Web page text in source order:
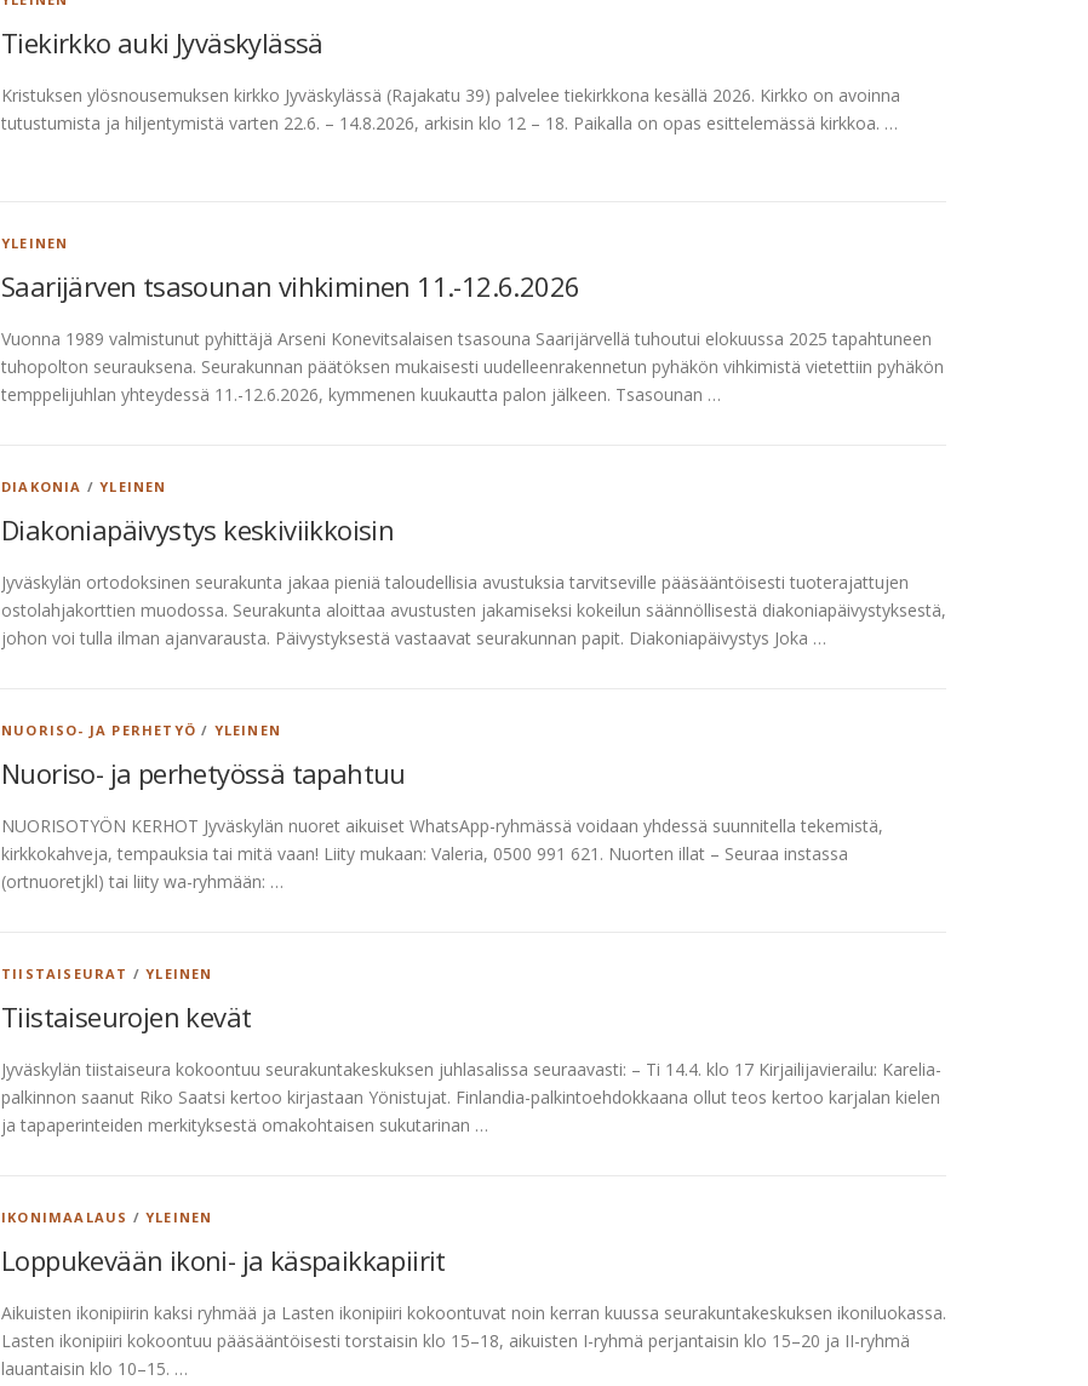
Tiekirkko auki Jyväskylässä
Kristuksen ylösnousemuksen kirkko Jyväskylässä (Rajakatu 39) palvelee tiekirkkona kesällä 2026. Kirkko on avoinna
tutustumista ja hiljentymistä varten 22.6. – 14.8.2026, arkisin klo 12 – 18. Paikalla on opas esittelemässä kirkkoa. …
YLEINEN
Saarijärven tsasounan vihkiminen 11.-12.6.2026
Vuonna 1989 valmistunut pyhittäjä Arseni Konevitsalaisen tsasouna Saarijärvellä tuhoutui elokuussa 2025 tapahtuneen
tuhopolton seurauksena. Seurakunnan päätöksen mukaisesti uudelleenrakennetun pyhäkön vihkimistä vietettiin pyhäkön
temppelijuhlan yhteydessä 11.-12.6.2026, kymmenen kuukautta palon jälkeen. Tsasounan …
DIAKONIA /YLEINEN
Diakoniapäivystys keskiviikkoisin
Jyväskylän ortodoksinen seurakunta jakaa pieniä taloudellisia avustuksia tarvitseville pääsääntöisesti tuoterajattujen
ostolahjakorttien muodossa. Seurakunta aloittaa avustusten jakamiseksi kokeilun säännöllisestä diakoniapäivystyksestä,
johon voi tulla ilman ajanvarausta. Päivystyksestä vastaavat seurakunnan papit. Diakoniapäivystys Joka …
NUORISO- JA PERHETYÖ / YLEINEN
Nuoriso- ja perhetyössä tapahtuu
NUORISOTYÖN KERHOT Jyväskylän nuoret aikuiset WhatsApp-ryhmässä voidaan yhdessä suunnitella tekemistä,
kirkkokahveja, tempauksia tai mitä vaan! Liity mukaan: Valeria, 0500 991 621. Nuorten illat – Seuraa instassa
(ortnuoretjkl) tai liity wa-ryhmään: …
TIISTAISEURAT /YLEINEN
Tiistaiseurojen kevät
Jyväskylän tiistaiseura kokoontuu seurakuntakeskuksen juhlasalissa seuraavasti: – Ti 14.4. klo 17 Kirjailijavierailu: Karelia-
palkinnon saanut Riko Saatsi kertoo kirjastaan Yönistujat. Finlandia-palkintoehdokkaana ollut teos kertoo karjalan kielen
ja tapaperinteiden merkityksestä omakohtaisen sukutarinan …
IKONIMAALAUS /YLEINEN
Loppukevään ikoni- ja käspaikkapiirit
Aikuisten ikonipiirin kaksi ryhmää ja Lasten ikonipiiri kokoontuvat noin kerran kuussa seurakuntakeskuksen ikoniluokassa.
Lasten ikonipiiri kokoontuu pääsääntöisesti torstaisin klo 15–18, aikuisten I-ryhmä perjantaisin klo 15–20 ja II-ryhmä
lauantaisin klo 10–15. …